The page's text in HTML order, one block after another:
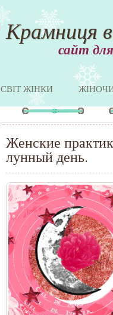
Крамниця
сайт
СВІТ ЖІНКИ
Женские
лунный день.